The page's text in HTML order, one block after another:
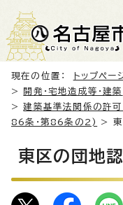
現在の位置： トップペー
>
開発・宅地造成等・建築
>建築基準法関係の許可
86条・第86条の2)
> 東
東区の団地